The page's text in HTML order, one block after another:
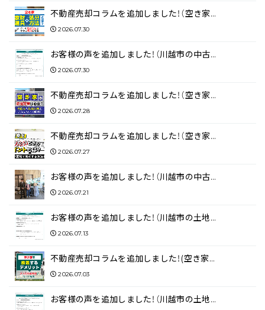
不動産売却コラムを追加しました！（空き家…
2026.07.30
お客様の声を追加しました！（川越市の中古…
2026.07.30
不動産売却コラムを追加しました！（空き家…
2026.07.28
不動産売却コラムを追加しました！（空き家…
2026.07.27
お客様の声を追加しました！（川越市の中古…
2026.07.21
お客様の声を追加しました！（川越市の土地…
2026.07.13
不動産売却コラムを追加しました！(空き家…
2026.07.03
お客様の声を追加しました！（川越市の土地…